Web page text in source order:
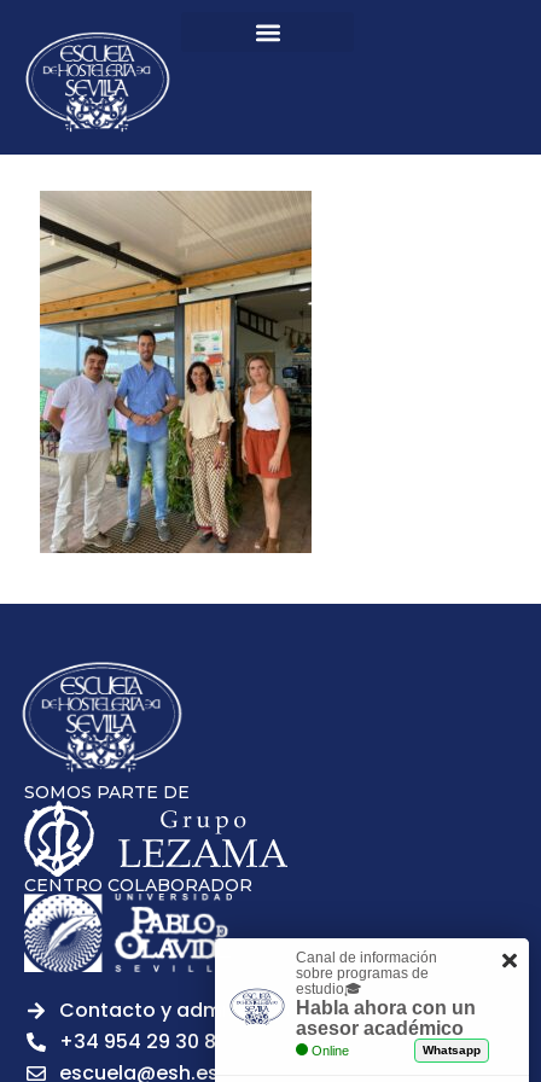
SOMOS PARTE DE
CENTRO COLABORADOR
Contacto y admisiones
+34 954 29 30 81
escuela@esh.es
Canal de información
sobre programas de
estudio🎓
Habla ahora con un
asesor académico
Online Whatsapp